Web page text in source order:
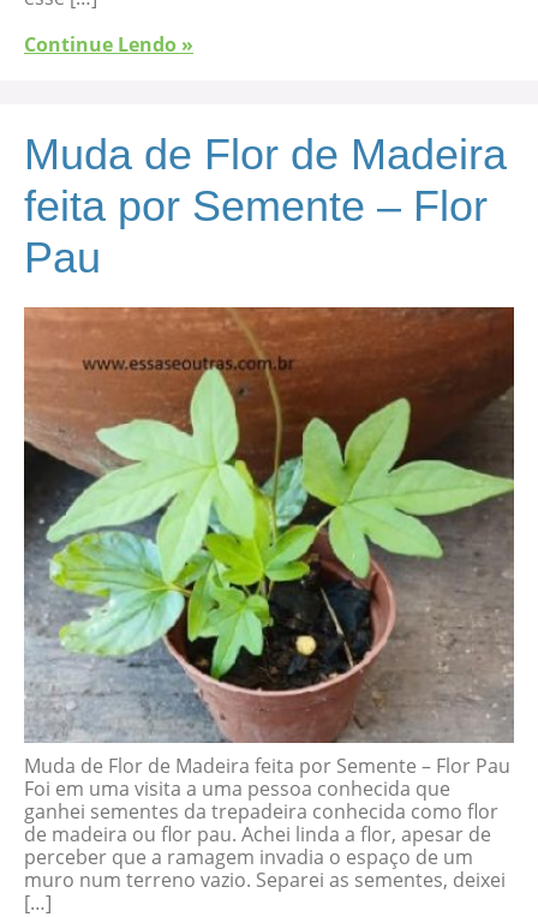
Continue Lendo »
Muda de Flor de Madeira
feita por Semente – Flor
Pau
Muda de Flor de Madeira feita por Semente – Flor Pau
Foi em uma visita a uma pessoa conhecida que
ganhei sementes da trepadeira conhecida como flor
de madeira ou flor pau. Achei linda a flor, apesar de
perceber que a ramagem invadia o espaço de um
muro num terreno vazio. Separei as sementes, deixei
[…]